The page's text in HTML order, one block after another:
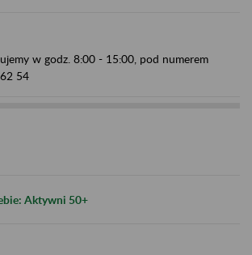
w godz. 8:00 - 15:00, pod numerem
54
Aktywni 50+